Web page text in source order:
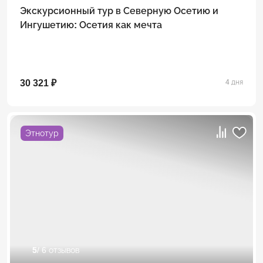
Экскурсионный тур в Северную Осетию и
Ингушетию: Осетия как мечта
30 321 ₽ 4 дня
Этнотур
5/ 6 отзывов